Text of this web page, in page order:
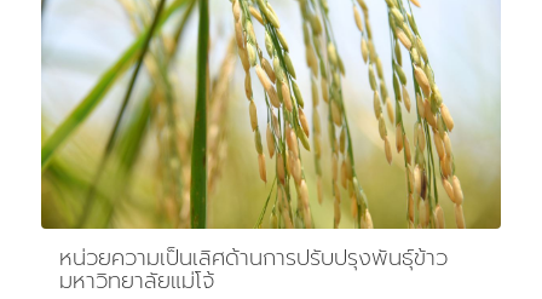
หน่วยความเป็นเลิศด้านการปรับปรุงพันธุ์ข้าว
มหาวิทยาลัยแม่โจ้